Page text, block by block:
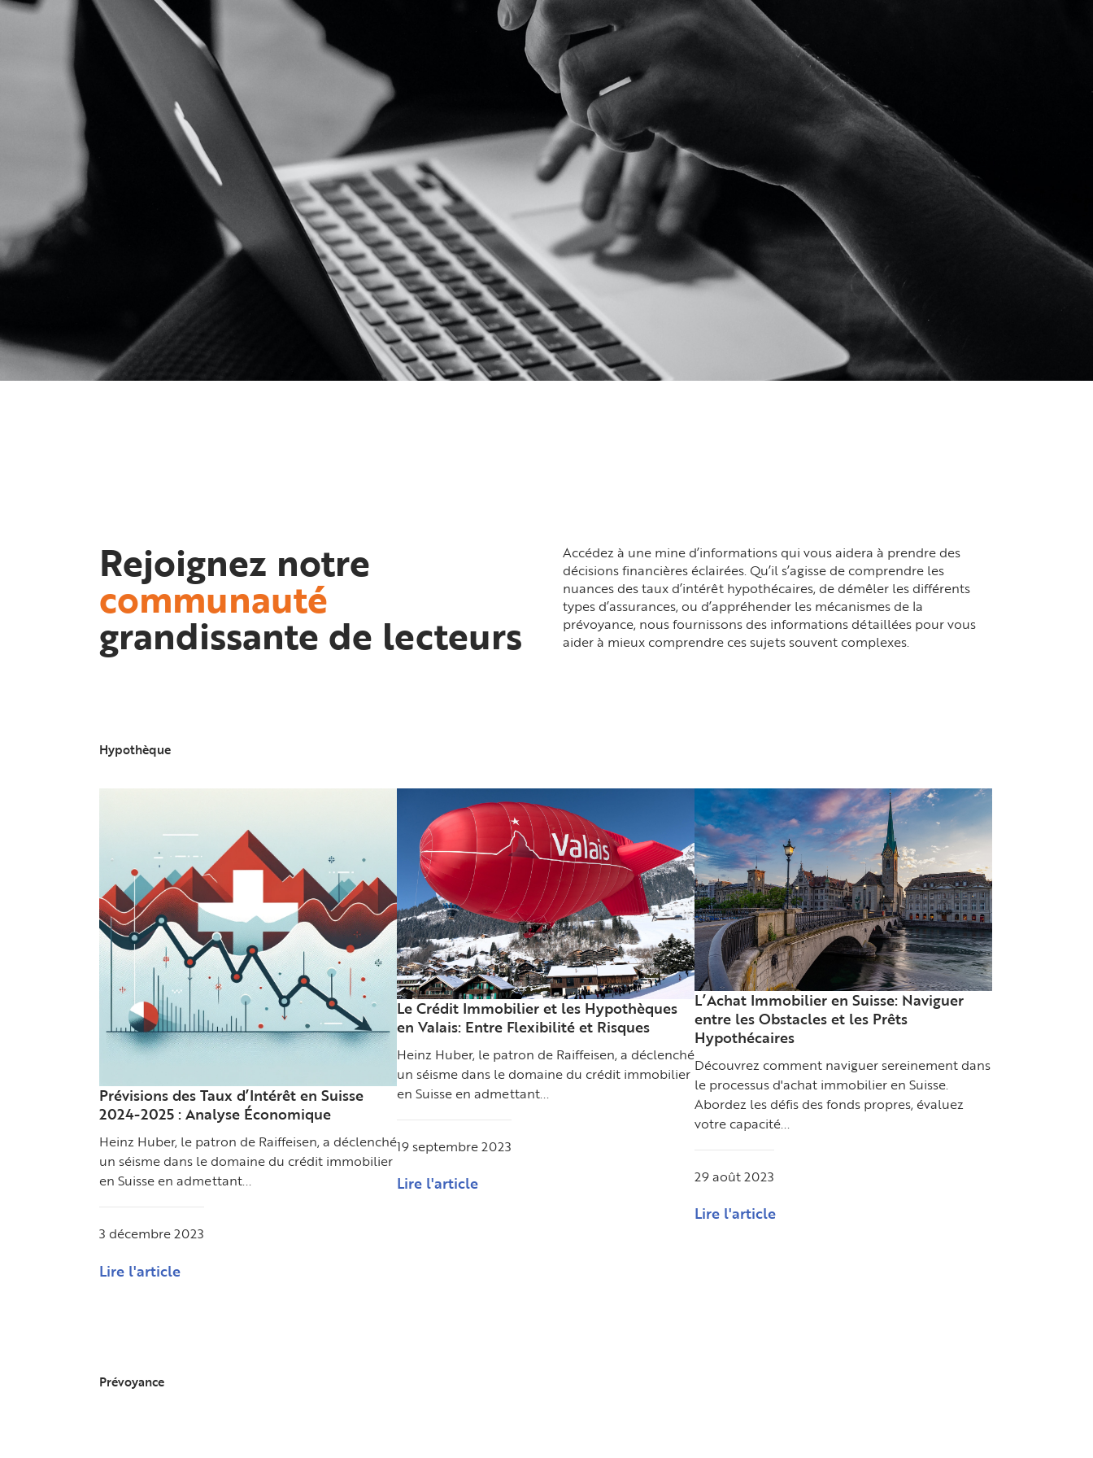
Rejoignez notre
communauté
grandissante de lecteurs
Accédez à une mine d’informations qui vous aidera à prendre des
décisions financières éclairées. Qu’il s’agisse de comprendre les
nuances des taux d’intérêt hypothécaires, de démêler les différents
types d’assurances, ou d’appréhender les mécanismes de la
prévoyance, nous fournissons des informations détaillées pour vous
aider à mieux comprendre ces sujets souvent complexes.
Hypothèque
Prévisions des Taux d’Intérêt en Suisse
2024-2025 : Analyse Économique
Heinz Huber, le patron de Raiffeisen, a déclenché
un séisme dans le domaine du crédit immobilier
en Suisse en admettant...
3 décembre 2023
Lire l'article
Le Crédit Immobilier et les Hypothèques
en Valais: Entre Flexibilité et Risques
Heinz Huber, le patron de Raiffeisen, a déclenché
un séisme dans le domaine du crédit immobilier
en Suisse en admettant...
19 septembre 2023
Lire l'article
L’Achat Immobilier en Suisse: Naviguer
entre les Obstacles et les Prêts
Hypothécaires
Découvrez comment naviguer sereinement dans
le processus d'achat immobilier en Suisse.
Abordez les défis des fonds propres, évaluez
votre capacité...
29 août 2023
Lire l'article
Prévoyance